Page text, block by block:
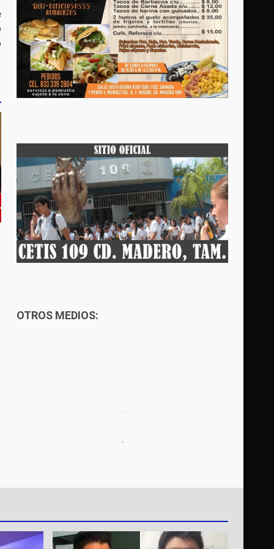
OTROS MEDIOS: